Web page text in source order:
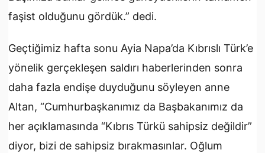
faşist olduğunu gördük.” dedi.
Geçtiğimiz hafta sonu Ayia Napa’da Kıbrıslı Türk’e
yönelik gerçekleşen saldırı haberlerinden sonra
daha fazla endişe duyduğunu söyleyen anne
Altan, “Cumhurbaşkanımız da Başbakanımız da
her açıklamasında “Kıbrıs Türkü sahipsiz değildir”
diyor, bizi de sahipsiz bırakmasınlar. Oğlum